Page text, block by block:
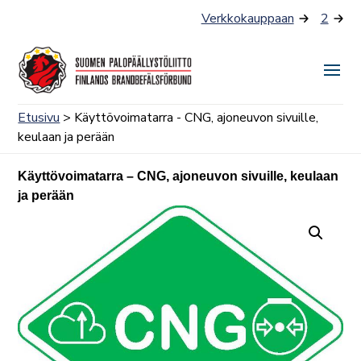
Verkkokauppaan 2
Etusivu > Käyttövoimatarra - CNG, ajoneuvon sivuille,
keulaan ja perään
Käyttövoimatarra – CNG, ajoneuvon sivuille, keulaan
ja perään